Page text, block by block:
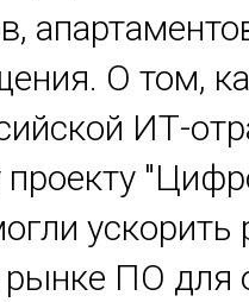
О том,
ИТ-
ускорить
рынке ПО для